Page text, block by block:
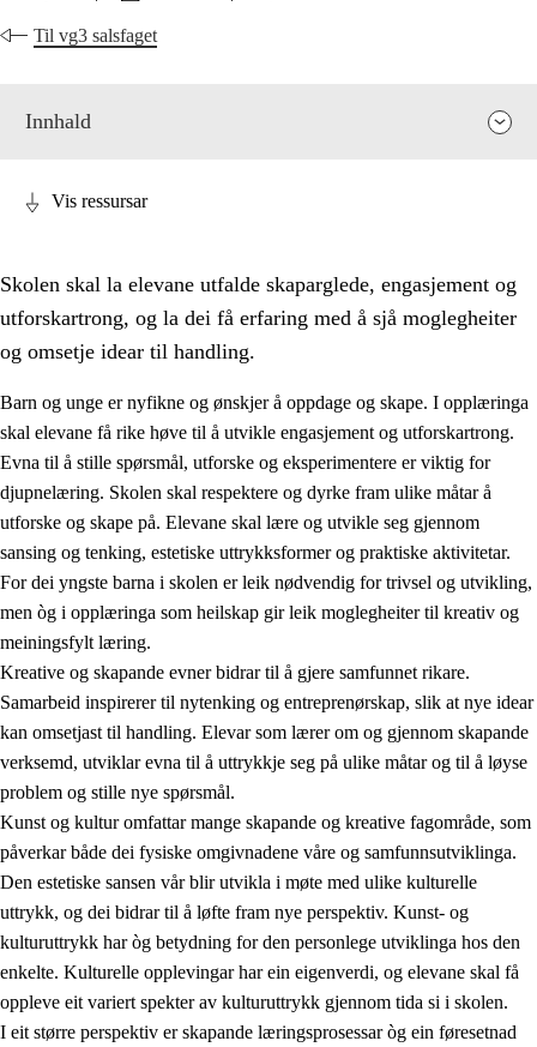
Til vg3 salsfaget
Innhald
1. Verdigrunnlaget i opplæringa
1.1 Menneskeverdet
Identitet og kulturelt mangfald
1.3 Kritisk tenking og etisk bevisstheit
1.4 Skaparglede, engasjement og utforskartrong
1.5 Respekt for naturen og miljøbevisstheit
1.6 Demokrati og medverknad
Vis ressursar
Skolen skal la elevane utfalde skaparglede, engasjement og
utforskartrong, og la dei få erfaring med å sjå moglegheiter
og omsetje idear til handling.
Barn og unge er nyfikne og ønskjer å oppdage og skape. I opplæringa
skal elevane få rike høve til å utvikle engasjement og utforskartrong.
Evna til å stille spørsmål, utforske og eksperimentere er viktig for
djupnelæring. Skolen skal respektere og dyrke fram ulike måtar å
utforske og skape på. Elevane skal lære og utvikle seg gjennom
sansing og tenking, estetiske uttrykksformer og praktiske aktivitetar.
For dei yngste barna i skolen er leik nødvendig for trivsel og utvikling,
men òg i opplæringa som heilskap gir leik moglegheiter til kreativ og
meiningsfylt læring.
Kreative og skapande evner bidrar til å gjere samfunnet rikare.
Samarbeid inspirerer til nytenking og entreprenørskap, slik at nye idear
kan omsetjast til handling. Elevar som lærer om og gjennom skapande
verksemd, utviklar evna til å uttrykkje seg på ulike måtar og til å løyse
problem og stille nye spørsmål.
Kunst og kultur omfattar mange skapande og kreative fagområde, som
påverkar både dei fysiske omgivnadene våre og samfunnsutviklinga.
Den estetiske sansen vår blir utvikla i møte med ulike kulturelle
uttrykk, og dei bidrar til å løfte fram nye perspektiv. Kunst- og
kulturuttrykk har òg betydning for den personlege utviklinga hos den
enkelte. Kulturelle opplevingar har ein eigenverdi, og elevane skal få
oppleve eit variert spekter av kulturuttrykk gjennom tida si i skolen.
I eit større perspektiv er skapande læringsprosessar òg ein føresetnad